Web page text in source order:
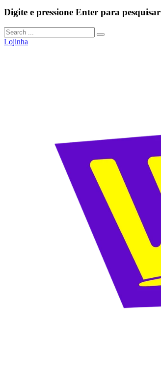
Digite e pressione Enter para pesquisar
Lojinha